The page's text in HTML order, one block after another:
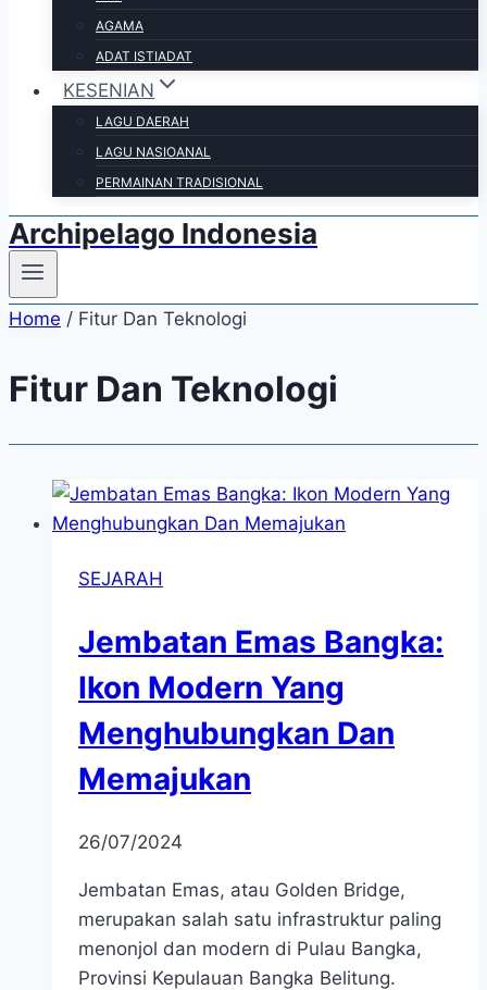
AGAMA
ADAT ISTIADAT
KESENIAN
LAGU DAERAH
LAGU NASIOANAL
PERMAINAN TRADISIONAL
Archipelago Indonesia
Home / Fitur Dan Teknologi
Fitur Dan Teknologi
SEJARAH
Jembatan Emas Bangka:
Ikon Modern Yang
Menghubungkan Dan
Memajukan
26/07/2024
Jembatan Emas, atau Golden Bridge,
merupakan salah satu infrastruktur paling
menonjol dan modern di Pulau Bangka,
Provinsi Kepulauan Bangka Belitung.